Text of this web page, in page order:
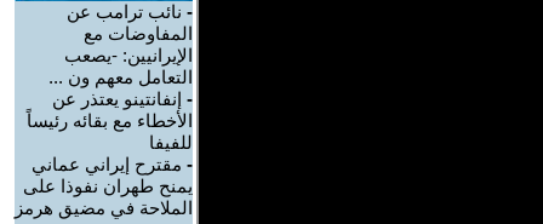
- نائب ترامب عن
المفاوضات مع
الإيرانيين: -يصعب
التعامل معهم ون ...
- إنفانتينو يعتذر عن
الأخطاء مع بقائه رئيساً
للفيفا
- مقترح إيراني عماني
يمنح طهران نفوذا على
الملاحة في مضيق هرمز